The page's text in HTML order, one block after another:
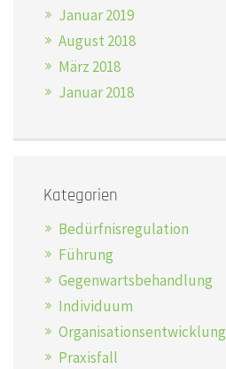
Januar 2019
August 2018
März 2018
Januar 2018
Kategorien
Bedürfnisregulation
Führung
Gegenwartsbehandlung
Individuum
Organisationsentwicklung
Praxisfall